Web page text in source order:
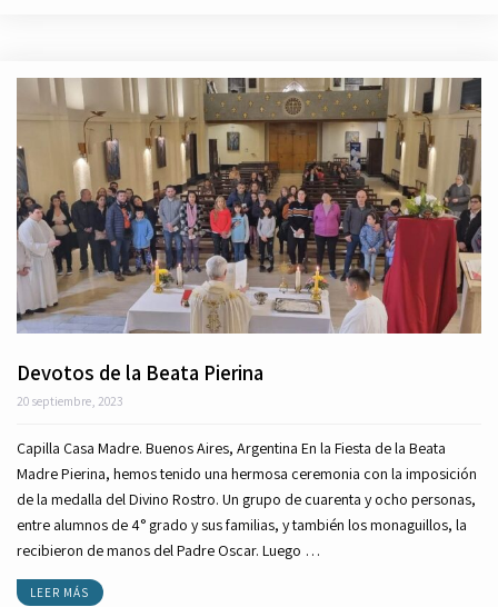
Devotos de la Beata Pierina
20 septiembre, 2023
Capilla Casa Madre. Buenos Aires, Argentina En la Fiesta de la Beata
Madre Pierina, hemos tenido una hermosa ceremonia con la imposición
de la medalla del Divino Rostro. Un grupo de cuarenta y ocho personas,
entre alumnos de 4° grado y sus familias, y también los monaguillos, la
recibieron de manos del Padre Oscar. Luego …
LEER MÁS